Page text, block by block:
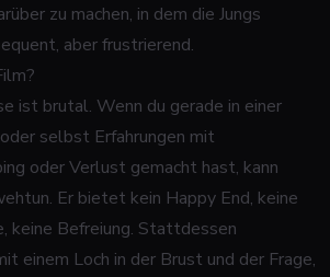
zu machen, in dem die Jungs
aber frustrierend.
ist brutal. Wenn du gerade in einer
selbst Erfahrungen mit
oder Verlust gemacht hast, kann
Er bietet kein Happy End, keine
keine Befreiung. Stattdessen
einem Loch in der Brust und der Frage,